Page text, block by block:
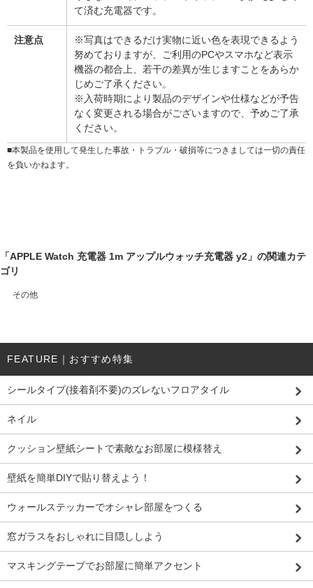
て済む充電器です。
注意点
※写真はできるだけ実物に近い色を表現できるよう
努めておりますが、ご利用のPCやスマホなど表示
機器の都合上、若干の差異が生じますことをあらか
じめご了承ください。
※入荷時期により製品のデザインや仕様などが予告
なく変更される場合がございますので、予めご了承
ください。
■本製品を使用して発生した事故・トラブル・破損等につきましては一切の責任
を負いかねます。
「APPLE Watch 充電器 1m アップルウォッチ充電器 y2」の関連カテ
ゴリ
その他
FEATURE｜おすすめ特集
シールタイプ(接着剤不要)のズレないフロアタイル
ネイル
クッション壁紙シートで素敵なお部屋に模様替え
壁紙を簡単DIYで貼り替えよう！
ウォールステッカーでオシャレ部屋をつくる
窓ガラスをおしゃれに目隠ししよう
マスキングテープでお部屋に簡単アクセント